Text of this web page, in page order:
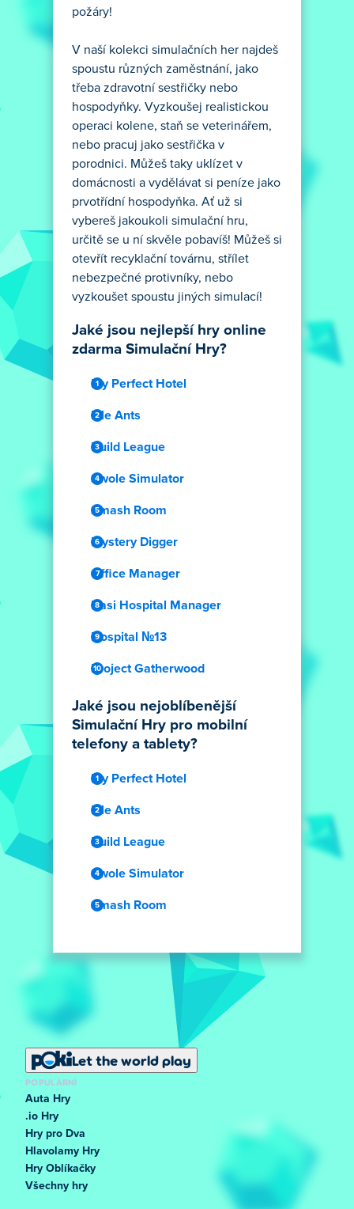
požáry!
V naší kolekci simulačních her najdeš
spoustu různých zaměstnání, jako
třeba zdravotní sestřičky nebo
hospodyňky. Vyzkoušej realistickou
operaci kolene, staň se veterinářem,
nebo pracuj jako sestřička v
porodnici. Můžeš taky uklízet v
domácnosti a vydělávat si peníze jako
prvotřídní hospodyňka. Ať už si
vybereš jakoukoli simulační hru,
určitě se u ní skvěle pobavíš! Můžeš si
otevřít recyklační továrnu, střílet
nebezpečné protivníky, nebo
vyzkoušet spoustu jiných simulací!
Jaké jsou nejlepší hry online
zdarma Simulační Hry?
My Perfect Hotel
Idle Ants
Build League
Swole Simulator
Smash Room
Mystery Digger
Office Manager
Dasi Hospital Manager
Hospital №13
Project Gatherwood
Jaké jsou nejoblíbenější
Simulační Hry pro mobilní
telefony a tablety?
My Perfect Hotel
Idle Ants
Build League
Swole Simulator
Smash Room
Let the world play
POPULÁRNÍ
Auta Hry
.io Hry
Hry pro Dva
Hlavolamy Hry
Hry Oblíkačky
Všechny hry